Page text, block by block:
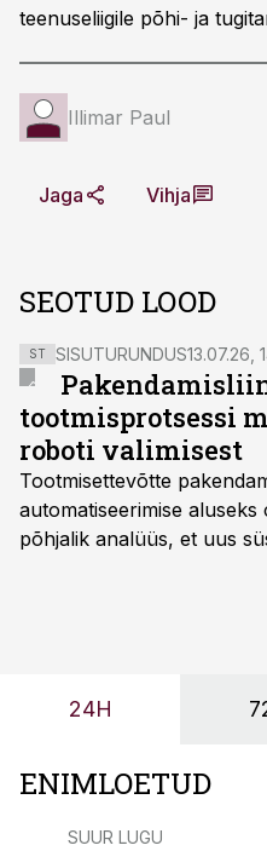
teenuseliigile põhi- ja
Illimar Paul
Jaga Vihja
SEOTUD LOOD
ST SISUTURUNDUS13.07.26,
tootmisprotsessi
roboti valimisest
Tootmisettevõtte
automatiseerimise
põhjalik analüüs, et uus
OÜ tegevjuht Sander
24H
ENIMLOETUD
SUUR LUGU